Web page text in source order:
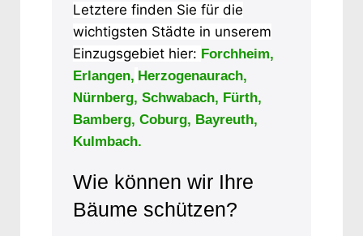
Letztere finden Sie für die
wichtigsten Städte in unserem
Einzugsgebiet hier: Forchheim,
Erlangen, Herzogenaurach,
Nürnberg, Schwabach, Fürth,
Bamberg, Coburg, Bayreuth,
Kulmbach.
Wie können wir Ihre
Bäume schützen?